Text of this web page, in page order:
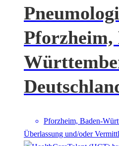
Pforzheim,
Pforzheim, Baden-
Überlassung und/oder